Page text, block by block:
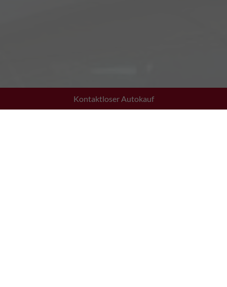
Kontaktloser Autokauf